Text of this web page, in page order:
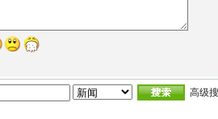
高级